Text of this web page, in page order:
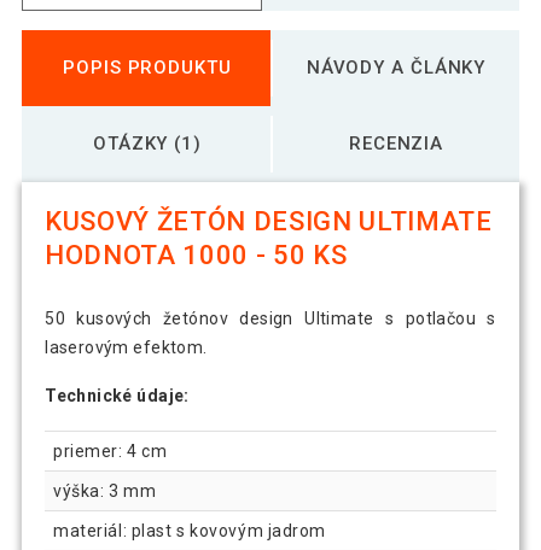
POPIS PRODUKTU NÁVODY A ČLÁNKY
OTÁZKY (1) RECENZIA
KUSOVÝ ŽETÓN DESIGN ULTIMATE
HODNOTA 1000 - 50 KS
50 kusových žetónov design Ultimate s potlačou s
laserovým efektom.
Technické údaje:
priemer: 4 cm
výška: 3 mm
materiál: plast s kovovým jadrom